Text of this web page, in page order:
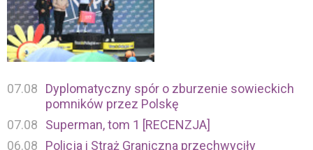
07.08
Dyplomatyczny spór o zburzenie sowieckich
pomników przez Polskę
07.08
Superman, tom 1 [RECENZJA]
06.08
Policja i Straż Graniczna przechwyciły